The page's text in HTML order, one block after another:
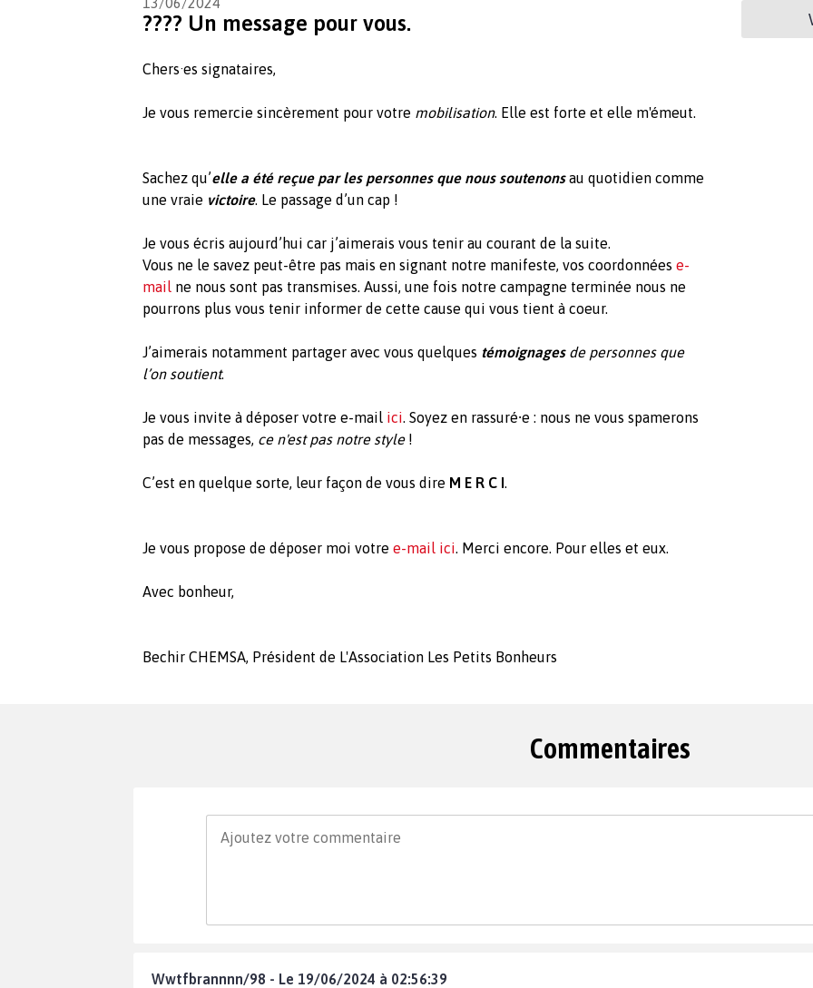
???? Un message pour vous.
Chers·es signataires,
Je vous remercie sincèrement pour votre mobilisation. Elle est forte et elle m'émeut.
Sachez qu’elle a été reçue par les personnes que nous soutenonsau quotidien comme
une vraie victoire. Le passage d’un cap !
Je vous écris aujourd’hui car j’aimerais vous tenir au courant de la suite.
Vous ne le savez peut-être pas mais en signant notre manifeste, vos coordonnées e-
mail ne nous sont pas transmises. Aussi, une fois notre campagne terminée nous ne
pourrons plus vous tenir informer de cette cause qui vous tient à coeur.
J’aimerais notamment partager avec vous quelques témoignagesde personnes que
l’on soutient.
Je vous invite à déposer votre e-mail ici. Soyez en rassuré⸱e : nous ne vous spamerons
pas de messages, ce n'est pas notre style!
C’est en quelque sorte, leur façon de vous dire M E R C I.
Je vous propose de déposer moi votre e-mail ici. Merci encore. Pour elles et eux.
Avec bonheur,
Bechir CHEMSA, Président de L'Association Les Petits Bonheurs
Commentaires
Wwtfbrannnn/98 - Le 19/06/2024 à 02:56:39